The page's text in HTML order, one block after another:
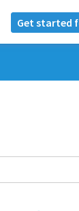
Get started